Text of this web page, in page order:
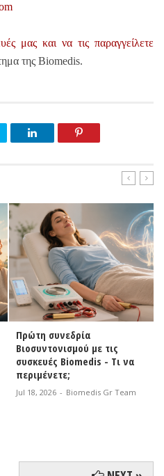
μας και να τις παραγγείλετε
της Biomedis.
Πρώτη συνεδρία
Βιοσυντονισμού με τις
συσκευές Biomedis - Τι να
περιμένετε;
Jul 18, 2026 - Biomedis Gr Team